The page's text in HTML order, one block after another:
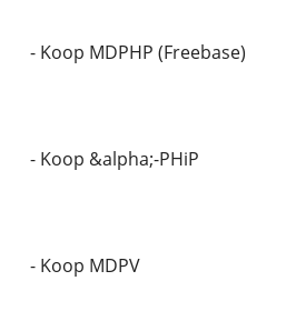
- Koop MDPHP (Freebase)
- Koop &alpha;-PHiP
- Koop MDPV